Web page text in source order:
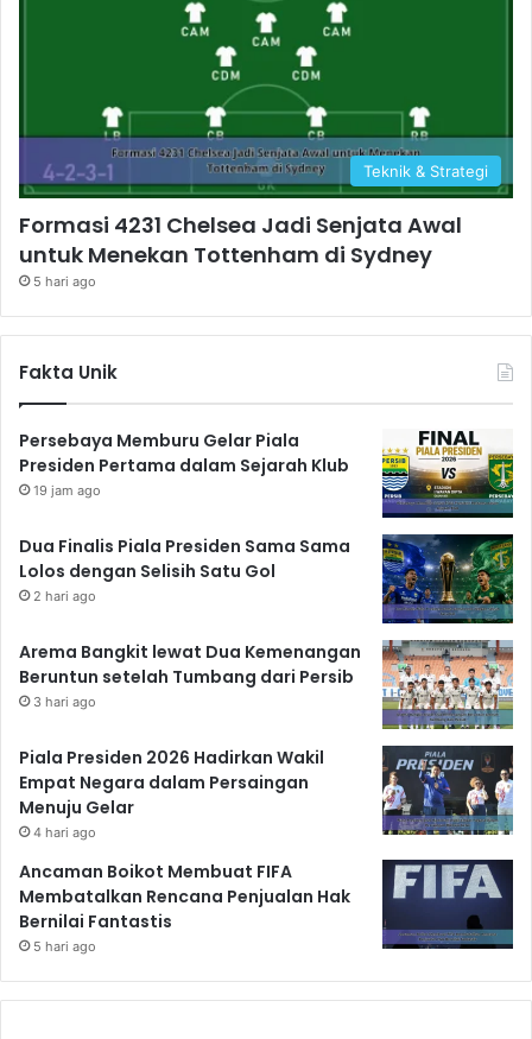
Teknik & Strategi
Formasi 4231 Chelsea Jadi Senjata Awal
untuk Menekan Tottenham di Sydney
5 hari ago
Fakta Unik
Persebaya Memburu Gelar Piala
Presiden Pertama dalam Sejarah Klub
19 jam ago
Dua Finalis Piala Presiden Sama Sama
Lolos dengan Selisih Satu Gol
2 hari ago
Arema Bangkit lewat Dua Kemenangan
Beruntun setelah Tumbang dari Persib
3 hari ago
Piala Presiden 2026 Hadirkan Wakil
Empat Negara dalam Persaingan
Menuju Gelar
4 hari ago
Ancaman Boikot Membuat FIFA
Membatalkan Rencana Penjualan Hak
Bernilai Fantastis
5 hari ago